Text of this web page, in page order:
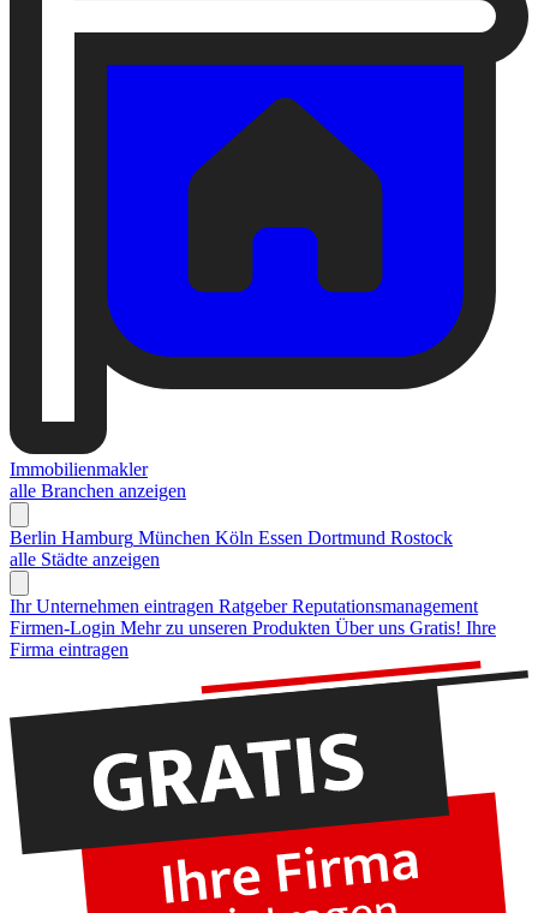
Immobilienmakler
alle Branchen anzeigen
Berlin Hamburg München Köln Essen Dortmund Rostock
alle Städte anzeigen
Ihr Unternehmen eintragen Ratgeber Reputationsmanagement
Firmen-Login Mehr zu unseren Produkten Über uns Gratis! Ihre
Firma eintragen